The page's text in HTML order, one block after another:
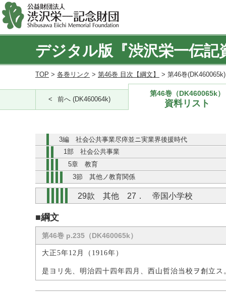
デジタル版『渋沢栄一伝記
TOP > 各巻リンク > 第46巻 目次【綱文】 > 第46巻
前へ (DK460064k)
第46巻（DK460065k）
資料リスト
3編 社会公共事業尽瘁並ニ実業界後援時代
1部 社会公共事業
5章 教育
3節 其他ノ教育関係
29款 其他 27． 帝国小学校
■綱文
第46巻 p.235（DK460065k）
大正5年12月（1916年）
是ヨリ先、明治四十四年四月、西山哲治当校ヲ創立